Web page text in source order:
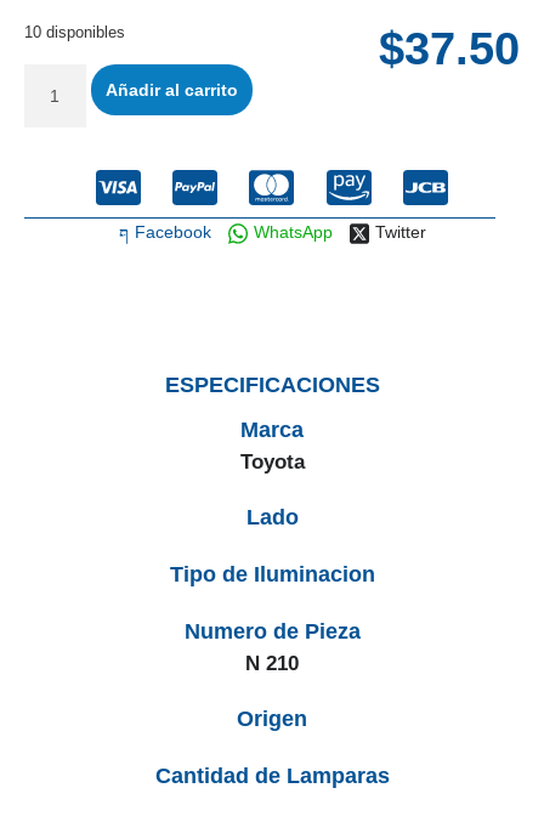
$37.50
10 disponibles
Añadir al carrito
Facebook WhatsApp Twitter
ESPECIFICACIONES
Marca
Toyota
Lado
Tipo de Iluminacion
Numero de Pieza
N 210
Origen
Cantidad de Lamparas